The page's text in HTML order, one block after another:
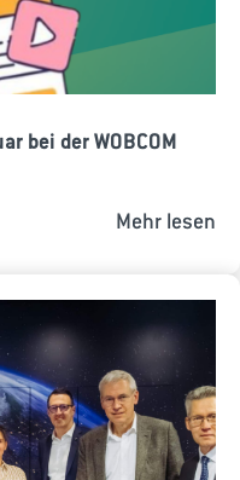
bei der WOBCOM
Mehr lesen